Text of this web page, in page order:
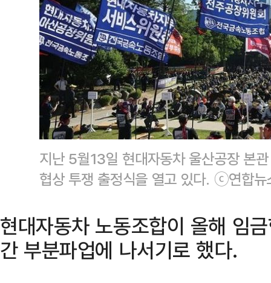
지난 5월13일 현대자동차 울산공장 본
협상 투쟁 출정식을 열고 있다. ⓒ연합뉴
현대자동차 노동조합이 올해 임
간 부분파업에 나서기로 했다.